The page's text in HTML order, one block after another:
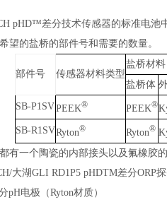
pHD™差分技术传感器的标准电池
望的盐桥的部件号和需要的数量。
部件号 传感器材料类型
盐桥材料
盐桥体
SB-P1SVPEEK® PEEK®
SB-R1SVRyton® Ryton®
有一个陶瓷的内部接头以及氟橡胶的
大湖GLI RD1P5 pHDTM差分ORP
pH电极 （Ryton材质）